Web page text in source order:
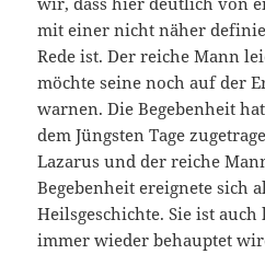
mit einer nicht näher
Rede ist. Der reiche Mann
möchte seine noch auf der
warnen. Die Begebenheit
dem Jüngsten Tage
Lazarus und der reiche
Begebenheit ereignete sich
Heilsgeschichte. Sie ist
immer wieder behauptet